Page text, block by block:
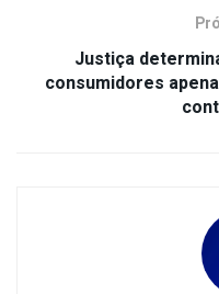
Justiça
consumidores